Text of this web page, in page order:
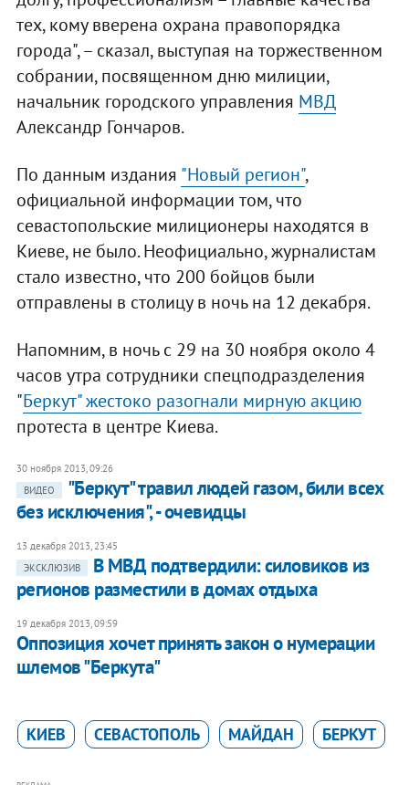
тех, кому вверена охрана правопорядка
города", – сказал, выступая на торжественном
собрании, посвященном дню милиции,
начальник городского управления МВД
Александр Гончаров.
По данным издания "Новый регион",
официальной информации том, что
севастопольские милиционеры находятся в
Киеве, не было. Неофициально, журналистам
стало известно, что 200 бойцов были
отправлены в столицу в ночь на 12 декабря.
Напомним, в ночь с 29 на 30 ноября около 4
часов утра сотрудники спецподразделения
"Беркут" жестоко разогнали мирную акцию
протеста в центре Киева.
30 ноября 2013, 09:26
ВИДЕО
"Беркут" травил людей газом, били всех
без исключения", - очевидцы
13 декабря 2013, 23:45
ЭКСКЛЮЗИВ
В МВД подтвердили: силовиков из
регионов разместили в домах отдыха
19 декабря 2013, 09:59
Оппозиция хочет принять закон о нумерации
шлемов "Беркута"
КИЕВ СЕВАСТОПОЛЬ МАЙДАН БЕРКУТ